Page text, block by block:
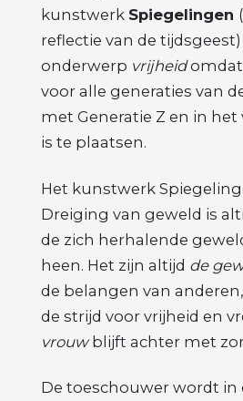
kunstwerk Spiegelingen
reflectie van de
onderwerp vrijheid
voor alle generaties van
met Generatie Z en in
is te plaatsen.
Het kunstwerk
Dreiging van geweld is
de zich herhalende
heen. Het zijn altijd de
de belangen van
de strijd voor vrijheid en
vrouwblijft achter met
De toeschouwer wordt